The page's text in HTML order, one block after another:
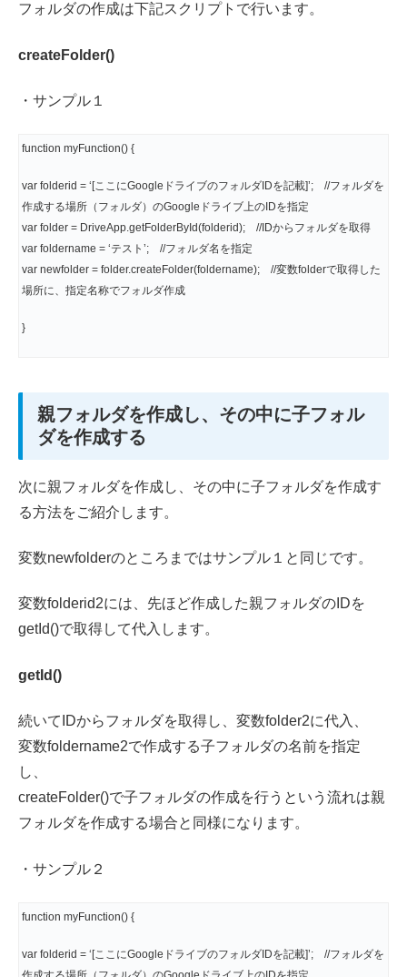
フォルダの作成は下記スクリプトで行います。
createFolder()
・サンプル１
function myFunction() {
var folderid = ‘[ここにGoogleドライブのフォルダIDを記載]’; //フォルダを
作成する場所（フォルダ）のGoogleドライブ上のIDを指定
var folder = DriveApp.getFolderById(folderid); //IDからフォルダを取得
var foldername = ‘テスト’; //フォルダ名を指定
var newfolder = folder.createFolder(foldername); //変数folderで取得した
場所に、指定名称でフォルダ作成
}
親フォルダを作成し、その中に子フォル
ダを作成する
次に親フォルダを作成し、その中に子フォルダを作成す
る方法をご紹介します。
変数newfolderのところまではサンプル１と同じです。
変数folderid2には、先ほど作成した親フォルダのIDを
getId()で取得して代入します。
getId()
続いてIDからフォルダを取得し、変数folder2に代入、
変数foldername2で作成する子フォルダの名前を指定
し、
createFolder()で子フォルダの作成を行うという流れは親
フォルダを作成する場合と同様になります。
・サンプル２
function myFunction() {
var folderid = ‘[ここにGoogleドライブのフォルダIDを記載]’; //フォルダを